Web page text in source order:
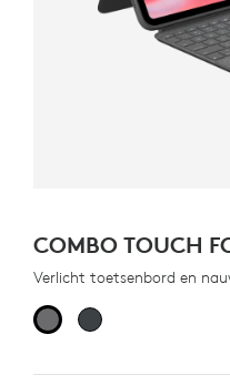
COMBO TOUCH
Verlicht toetsenbord en